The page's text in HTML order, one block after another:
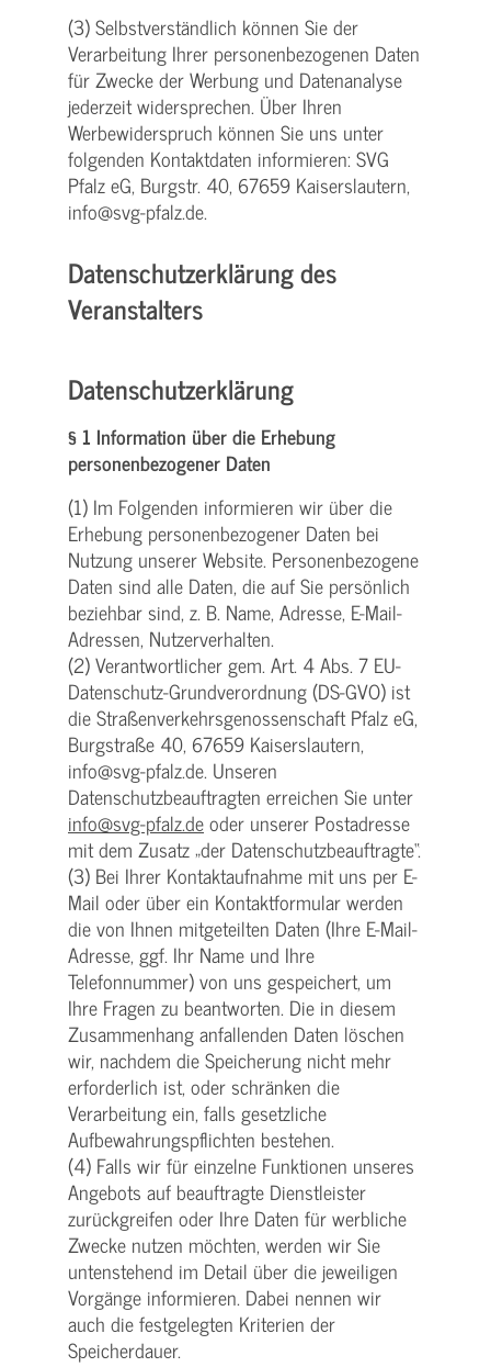
(3) Selbstverständlich können Sie der
Verarbeitung Ihrer personenbezogenen Daten
für Zwecke der Werbung und Datenanalyse
jederzeit widersprechen. Über Ihren
Werbewiderspruch können Sie uns unter
folgenden Kontaktdaten informieren: SVG
Pfalz eG, Burgstr. 40, 67659 Kaiserslautern,
info@svg-pfalz.de.
Datenschutzerklärung des
Veranstalters
Datenschutzerklärung
§ 1 Information über die Erhebung
personenbezogener Daten
(1) Im Folgenden informieren wir über die
Erhebung personenbezogener Daten bei
Nutzung unserer Website. Personenbezogene
Daten sind alle Daten, die auf Sie persönlich
beziehbar sind, z. B. Name, Adresse, E-Mail-
Adressen, Nutzerverhalten.
(2) Verantwortlicher gem. Art. 4 Abs. 7 EU-
Datenschutz-Grundverordnung (DS-GVO) ist
die Straßenverkehrsgenossenschaft Pfalz eG,
Burgstraße 40, 67659 Kaiserslautern,
info@svg-pfalz.de. Unseren
Datenschutzbeauftragten erreichen Sie unter
info@svg-pfalz.deoder unserer Postadresse
mit dem Zusatz „der Datenschutzbeauftragte“.
(3) Bei Ihrer Kontaktaufnahme mit uns per E-
Mail oder über ein Kontaktformular werden
die von Ihnen mitgeteilten Daten (Ihre E-Mail-
Adresse, ggf. Ihr Name und Ihre
Telefonnummer) von uns gespeichert, um
Ihre Fragen zu beantworten. Die in diesem
Zusammenhang anfallenden Daten löschen
wir, nachdem die Speicherung nicht mehr
erforderlich ist, oder schränken die
Verarbeitung ein, falls gesetzliche
Aufbewahrungspflichten bestehen.
(4) Falls wir für einzelne Funktionen unseres
Angebots auf beauftragte Dienstleister
zurückgreifen oder Ihre Daten für werbliche
Zwecke nutzen möchten, werden wir Sie
untenstehend im Detail über die jeweiligen
Vorgänge informieren. Dabei nennen wir
auch die festgelegten Kriterien der
Speicherdauer.